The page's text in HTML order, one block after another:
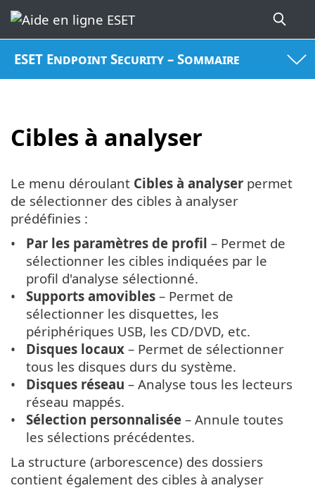
ESET Endpoint Security – Sommaire
Cibles à analyser
Le menu déroulant Cibles à analyser permet
de sélectionner des cibles à analyser
prédéfinies :
Par les paramètres de profil – Permet de
sélectionner les cibles indiquées par le
profil d'analyse sélectionné.
Supports amovibles – Permet de
sélectionner les disquettes, les
périphériques USB, les CD/DVD, etc.
Disques locaux – Permet de sélectionner
tous les disques durs du système.
Disques réseau – Analyse tous les lecteurs
réseau mappés.
Sélection personnalisée – Annule toutes
les sélections précédentes.
La structure (arborescence) des dossiers
contient également des cibles à analyser